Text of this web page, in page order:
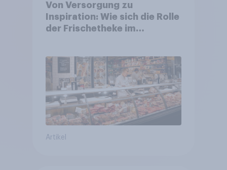
Von Versorgung zu
Inspiration: Wie sich die Rolle
der Frischetheke im
Artikel